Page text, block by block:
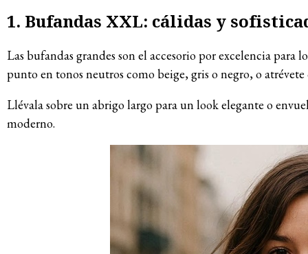
1. Bufandas XXL: cálidas y
Las bufandas grandes son el accesorio por excelencia para
punto en tonos neutros como beige, gris o negro, o
Llévala sobre un abrigo largo para un look elegante o
moderno.